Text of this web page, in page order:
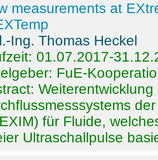
measurements at
Ing. Thomas Heckel
01.07.2017-
FuE-
für Fluide,
Ultraschallpulse